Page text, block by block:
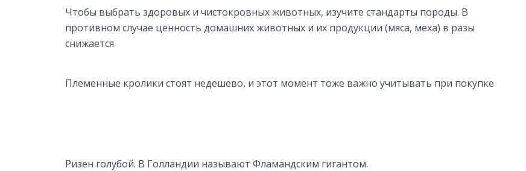
Чтобы выбрать здоровых и чистокровных животных, изучите стандарты породы. В
противном случае ценность домашних животных и их продукции (мяса, меха) в разы
снижается
Племенные кролики стоят недешево, и этот момент тоже важно учитывать при покупке
Ризен голубой. В Голландии называют Фламандским гигантом.